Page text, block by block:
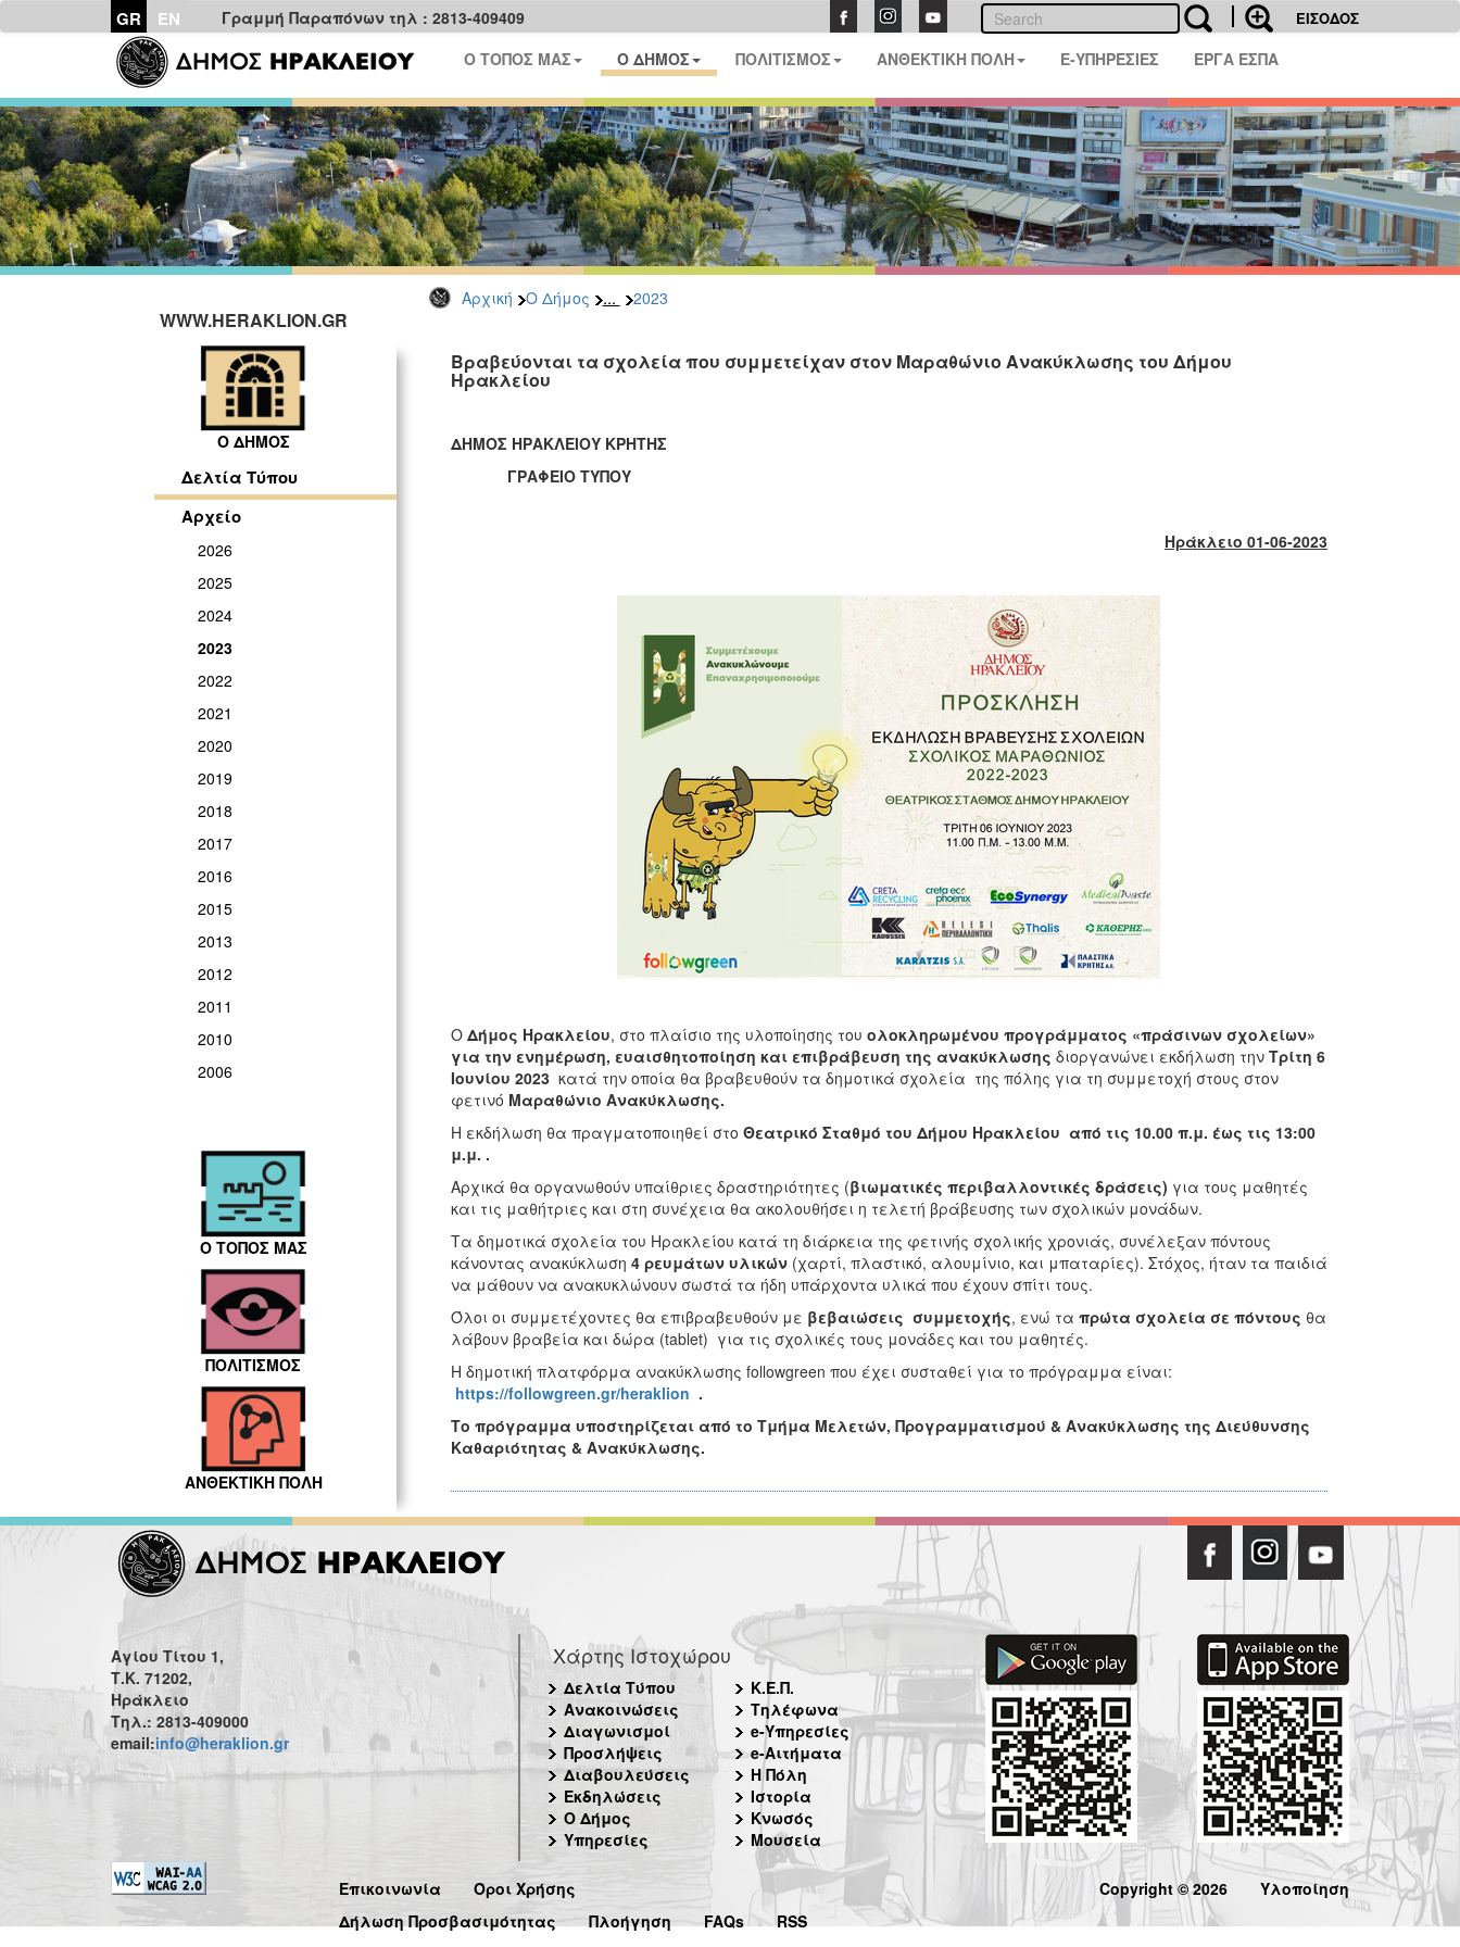
GR EN Γραμμή Παραπόνων τηλ : 2813-409409 ΕΙΣΟΔΟΣ
Ο ΤΟΠΟΣ ΜΑΣ Ο ΔΗΜΟΣ ΠΟΛΙΤΙΣΜΟΣ ΑΝΘΕΚΤΙΚΗ ΠΟΛΗ E-ΥΠΗΡΕΣΙΕΣ ΕΡΓΑ ΕΣΠΑ
Αρχική Ο Δήμος ... 2023
WWW.HERAKLION.GR
Ο ΔΗΜΟΣ
Δελτία Τύπου
Αρχείο
2026
2025
2024
2023
2022
2021
2020
2019
2018
2017
2016
2015
2013
2012
2011
2010
2006
Ο ΤΟΠΟΣ ΜΑΣ
ΠΟΛΙΤΙΣΜΟΣ
ΑΝΘΕΚΤΙΚΗ ΠΟΛΗ
Βραβεύονται τα σχολεία που συμμετείχαν στον Μαραθώνιο Ανακύκλωσης του Δήμου
Ηρακλείου
ΔΗΜΟΣ ΗΡΑΚΛΕΙΟΥ ΚΡΗΤΗΣ
ΓΡΑΦΕΙΟ ΤΥΠΟΥ
Ηράκλειο 01-06-2023
Ο Δήμος Ηρακλείου, στο πλαίσιο της υλοποίησης του ολοκληρωμένου προγράμματος «πράσινων σχολείων»
για την ενημέρωση, ευαισθητοποίηση και επιβράβευση της ανακύκλωσης διοργανώνει εκδήλωση την Τρίτη 6
Ιουνίου 2023κατά την οποία θα βραβευθούν τα δημοτικά σχολεία της πόλης για τη συμμετοχή στους στον
φετινό Μαραθώνιο Ανακύκλωσης.
H εκδήλωση θα πραγματοποιηθεί στο Θεατρικό Σταθμό του Δήμου Ηρακλείου από τις 10.00 π.μ. έως τις 13:00
μ.μ. .
Αρχικά θα οργανωθούν υπαίθριες δραστηριότητες (βιωματικές περιβαλλοντικές δράσεις) για τους μαθητές
και τις μαθήτριες και στη συνέχεια θα ακολουθήσει η τελετή βράβευσης των σχολικών μονάδων.
Τα δημοτικά σχολεία του Ηρακλείου κατά τη διάρκεια της φετινής σχολικής χρονιάς, συνέλεξαν πόντους
κάνοντας ανακύκλωση 4 ρευμάτων υλικών (χαρτί, πλαστικό, αλουμίνιο, και μπαταρίες). Στόχος, ήταν τα παιδιά
να μάθουν να ανακυκλώνουν σωστά τα ήδη υπάρχοντα υλικά που έχουν σπίτι τους.
Όλοι οι συμμετέχοντες θα επιβραβευθούν με βεβαιώσεις συμμετοχής, ενώ τα πρώτα σχολεία σε πόντους θα
λάβουν βραβεία και δώρα (tablet) για τις σχολικές τους μονάδες και του μαθητές.
Η δημοτική πλατφόρμα ανακύκλωσης followgreen που έχει συσταθεί για το πρόγραμμα είναι:
https://followgreen.gr/heraklion .
Το πρόγραμμα υποστηρίζεται από το Τμήμα Μελετών, Προγραμματισμού & Ανακύκλωσης της Διεύθυνσης
Καθαριότητας & Ανακύκλωσης.
Αγίου Τίτου 1,
Τ.Κ. 71202,
Ηράκλειο
Τηλ.: 2813-409000
email:info@heraklion.gr
Χάρτης Ιστοχώρου
Δελτία Τύπου
Ανακοινώσεις
Διαγωνισμοί
Προσλήψεις
Διαβουλεύσεις
Εκδηλώσεις
Ο Δήμος
Υπηρεσίες
Κ.Ε.Π.
Τηλέφωνα
e-Υπηρεσίες
e-Αιτήματα
Η Πόλη
Ιστορία
Κνωσός
Μουσεία
Επικοινωνία
Όροι Χρήσης
Δήλωση Προσβασιμότητας
Πλοήγηση FAQs RSS
Copyright © 2026 Υλοποίηση